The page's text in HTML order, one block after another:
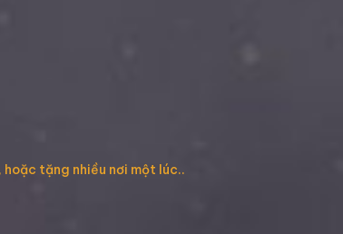
tặng nhiều nơi một lúc..